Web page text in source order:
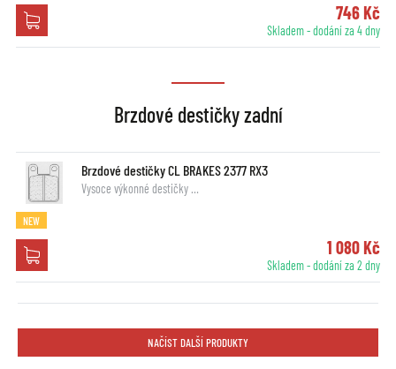
746 Kč
Skladem - dodání za 4 dny
Brzdové destičky zadní
Brzdové destičky CL BRAKES 2377 RX3
Vysoce výkonné destičky …
NEW
1 080 Kč
Skladem - dodání za 2 dny
NAČÍST DALŠÍ PRODUKTY